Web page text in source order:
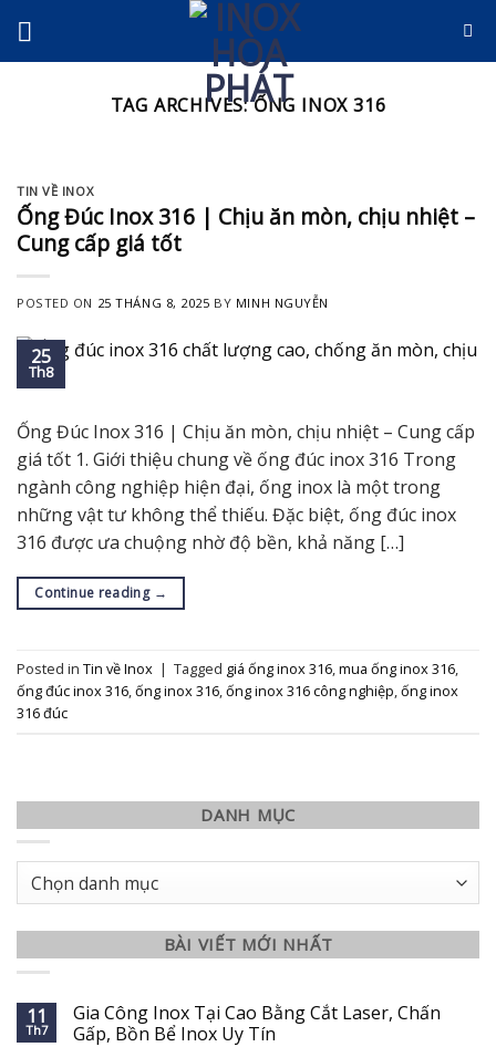
content
TAG ARCHIVES:ỐNG INOX 316
TIN VỀ INOX
Ống Đúc Inox 316 | Chịu ăn mòn, chịu nhiệt –
Cung cấp giá tốt
POSTED ON 25 THÁNG 8, 2025 BY MINH NGUYỄN
25
Th8
Ống Đúc Inox 316 | Chịu ăn mòn, chịu nhiệt – Cung cấp
giá tốt 1. Giới thiệu chung về ống đúc inox 316 Trong
ngành công nghiệp hiện đại, ống inox là một trong
những vật tư không thể thiếu. Đặc biệt, ống đúc inox
316 được ưa chuộng nhờ độ bền, khả năng […]
Continue reading →
Posted in Tin về Inox | Tagged giá ống inox 316,mua ống inox 316,
ống đúc inox 316,ống inox 316,ống inox 316 công nghiệp,ống inox
316 đúc
DANH MỤC
Danh
mục
BÀI VIẾT MỚI NHẤT
11
Th7
Gia Công Inox Tại Cao Bằng Cắt Laser, Chấn
Gấp, Bồn Bể Inox Uy Tín